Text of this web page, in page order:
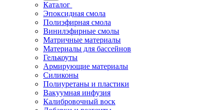
Каталог
Эпоксидная смола
Полиэфирная смола
Винилэфирные смолы
Матричные материалы
Материалы для бассейнов
Гелькоуты
Армирующие материалы
Силиконы
Полиуретаны и пластики
Вакуумная инфузия
Калибровочный воск